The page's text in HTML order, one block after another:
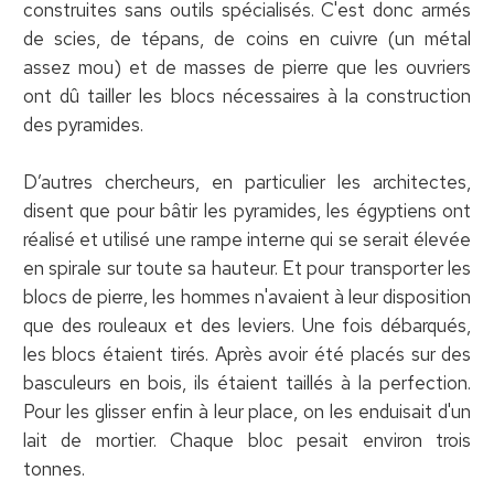
construites sans outils spécialisés. C'est donc armés
de scies, de tépans, de coins en cuivre (un métal
assez mou) et de masses de pierre que les ouvriers
ont dû tailler les blocs nécessaires à la construction
des pyramides.
D’autres chercheurs, en particulier les architectes,
disent que pour bâtir les pyramides, les égyptiens ont
réalisé et utilisé une rampe interne qui se serait élevée
en spirale sur toute sa hauteur. Et pour transporter les
blocs de pierre, les hommes n'avaient à leur disposition
que des rouleaux et des leviers. Une fois débarqués,
les blocs étaient tirés. Après avoir été placés sur des
basculeurs en bois, ils étaient taillés à la perfection.
Pour les glisser enfin à leur place, on les enduisait d'un
lait de mortier. Chaque bloc pesait environ trois
tonnes.